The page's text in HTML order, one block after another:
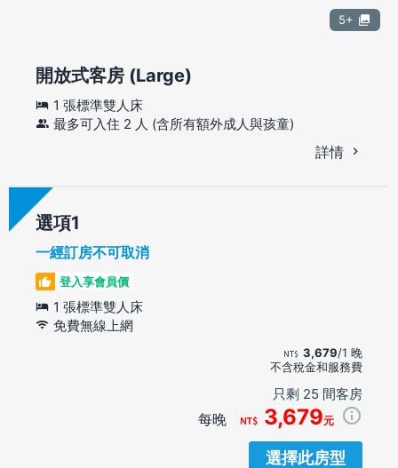
5+
開放式客房 (Large)
1 張標準雙人床
最多可入住 2 人 (含所有額外成人與孩童)
詳情
選項
一經訂房不可取消
登入享會員價
1 張標準雙人床
免費無線上網
3,679/1 晚
不含稅金和服務費
只剩 25 間客房
每晚 3,679元
選擇此房型